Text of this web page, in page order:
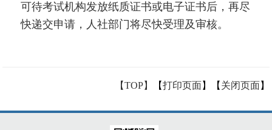
可待考试机构发放纸质证书或电子证书后，再尽
快递交申请，人社部门将尽快受理及审核。
【TOP】 【打印页面】【 关闭页面】